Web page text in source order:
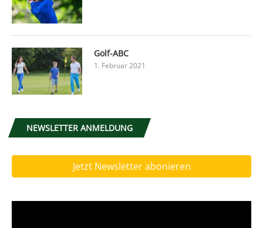
Golf-ABC
1. Februar 2021
NEWSLETTER ANMELDUNG
Jetzt Newsletter abonieren